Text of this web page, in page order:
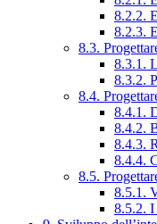
8.2.2.
8.2.3.
8.3.
8.3.1.
8.3.2.
8.4.
8.4.1.
8.4.2.
8.4.3.
8.4.4.
8.5.
8.5.1.
8.5.2.